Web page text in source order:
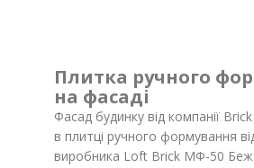
Плитка ручного
на фасаді
Фасад будинку від компанії
в плитці ручного формування
виробника Loft Brick МФ-50 Беж